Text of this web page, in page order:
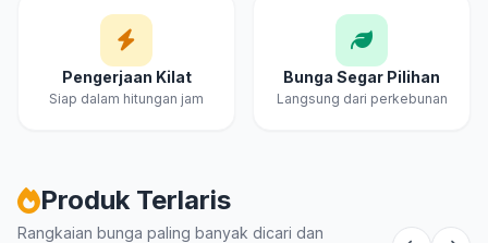
Pengerjaan Kilat
Siap dalam hitungan jam
Bunga Segar Pilihan
Langsung dari perkebunan
Produk Terlaris
Rangkaian bunga paling banyak dicari dan